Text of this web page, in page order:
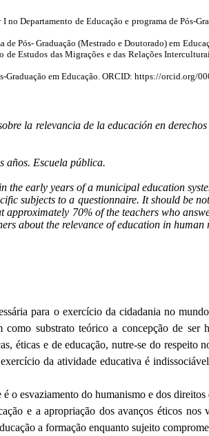
Departamento de Educação e programa de Pós-
Pós- Graduação (Mestrado e Doutorado) em
Estudos das Migrações e das Relações
em Educação. ORCID: https://orcid.org/
la relevancia de la educación en
años. Escuela pública.
the early years of a municipal education
subjects to a questionnaire. It should be
70% of the teachers who
about the relevance of education in
para o exercício da cidadania no
substrato teórico a concepção de
éticas e de educação, nutre-se do
da atividade educativa é
o esvaziamento do humanismo e dos
e a apropriação dos avanços éticos
a formação enquanto sujeito